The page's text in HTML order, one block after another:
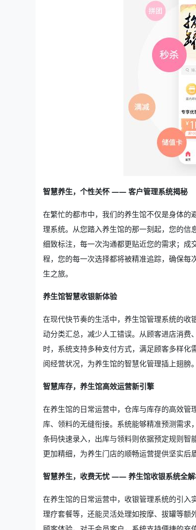
智慧养生，个性关怀 —— 客户管理系统揭秘
在繁忙的都市中，我们的养生馆不仅是身体
理系统。从您踏入养生馆的那一刻起，您的
细致标注，每一次沟通都更贴近您的需求；
程，您的每一次选择都将被精准追踪，确保
生之旅。
养生馆智慧收银新体验
在现代快节奏的生活中，养生馆管理系统的收
动分类汇总，减少人工错误。从顾客进店消
时，系统支持多种支付方式，满足顾客多样
阅经营状况，为养生馆的智慧化管理插上翅膀。
智慧库存，养生馆高效运营新引擎
在养生馆的日常运营中，仓库与库存的高效
库、领料的无缝衔接。系统能够精准预测需
条码快速录入，出库与领料则依据预定规则
更加精细，为养生门店的顺畅运营提供坚实后盾
智慧养生，收费无忧 —— 养生馆收银系统全
在养生馆的日常运营中，收银管理系统的引入
理疗套餐等，还能灵活处理如按摩、拔罐等